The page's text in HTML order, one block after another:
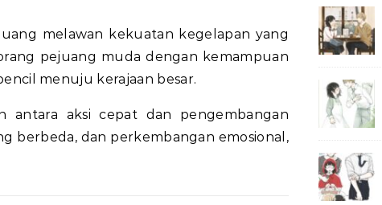
melawan kekuatan kegelapan yang
pejuang muda dengan kemampuan
menuju kerajaan besar.
antara aksi cepat dan pengembangan
berbeda, dan perkembangan emosional,